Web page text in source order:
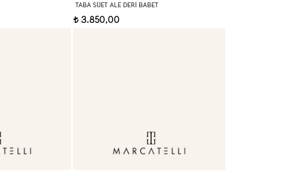
TABA SÜET ALE DERI BABET
t3.850,00